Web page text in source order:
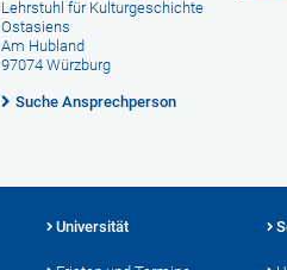
Lehrstuhl für Kulturgeschichte
Ostasiens
Am Hubland
97074 Würzburg
Suche Ansprechperson
Universität